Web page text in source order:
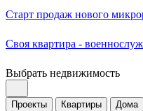
Старт продаж нового
Своя квартира -
Выбрать недвижимость
Проекты Квартиры Дома